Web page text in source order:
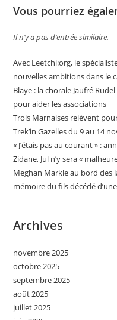
Vous pourriez
Il n’y a pas d’entrée similaire.
Avec Leetchi:org, le
nouvelles ambitions dans le
Blaye : la chorale Jaufré
pour aider les associations
Trois Marnaises relèvent
Trek’in Gazelles du 9 au 14
« J’étais pas au courant » :
Zidane, Jul n’y sera «
Meghan Markle au bord des
mémoire du fils décédé
Archives
novembre 2025
octobre 2025
septembre 2025
août 2025
juillet 2025